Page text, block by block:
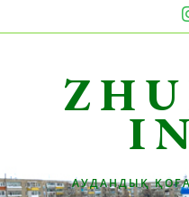
to
АУДАНДЫҚ